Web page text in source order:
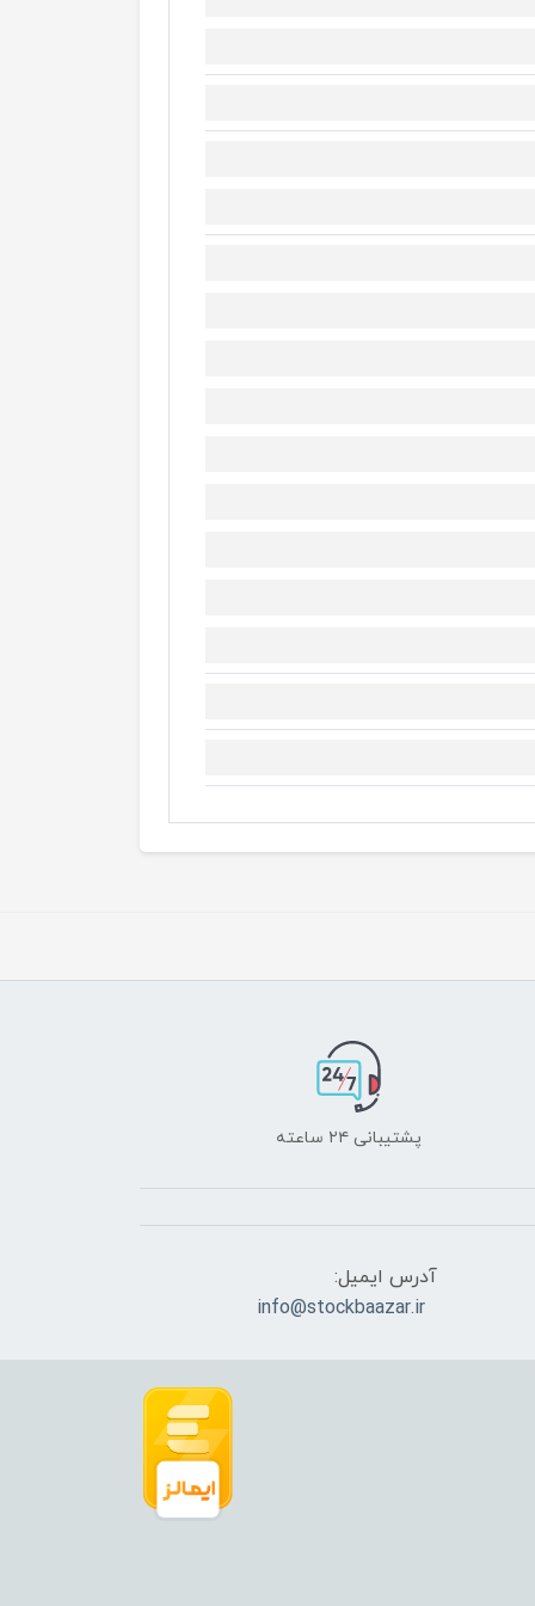
پشتیبانی ۲۴ ساعته
آدرس ایمیل:
info@stockbaazar.ir